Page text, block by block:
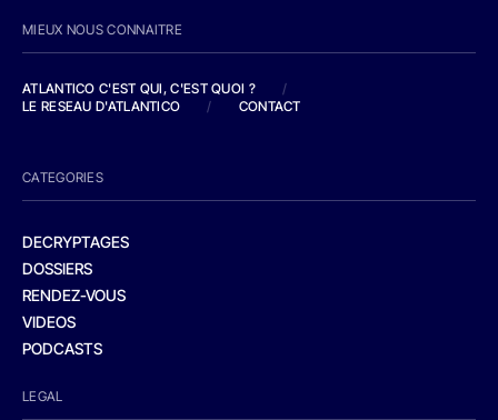
MIEUX NOUS CONNAITRE
ATLANTICO C'EST QUI, C'EST QUOI ?
/
LE RESEAU D'ATLANTICO
/ CONTACT
CATEGORIES
DECRYPTAGES
DOSSIERS
RENDEZ-VOUS
VIDEOS
PODCASTS
LEGAL